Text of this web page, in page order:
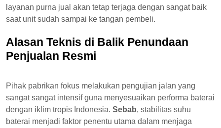
layanan purna jual akan tetap terjaga dengan sangat baik
saat unit sudah sampai ke tangan pembeli.
Alasan Teknis di Balik Penundaan
Penjualan Resmi
Pihak pabrikan fokus melakukan pengujian jalan yang
sangat sangat intensif guna menyesuaikan performa baterai
dengan iklim tropis Indonesia. Sebab, stabilitas suhu
baterai menjadi faktor penentu utama dalam menjaga